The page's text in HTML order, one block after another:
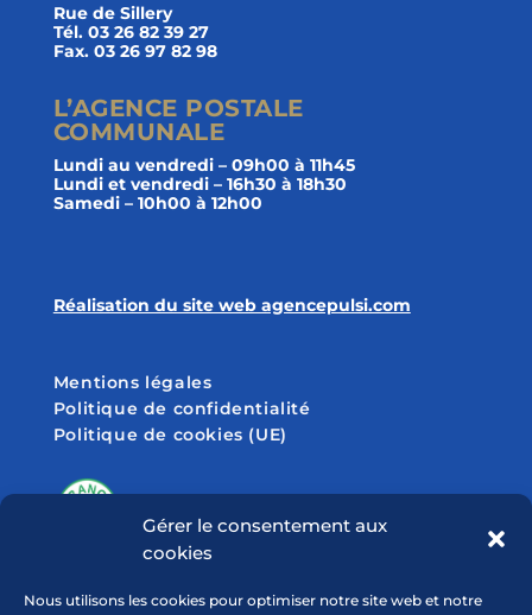
Gérer le consentement aux
cookies
Nous utilisons les cookies pour optimiser notre site web et notre
Rue de Sillery
Tél. 03 26 82 39 27
Fax. 03 26 97 82 98
L’AGENCE POSTALE
COMMUNALE
Lundi au vendredi – 09h00 à 11h45
Lundi et vendredi – 16h30 à 18h30
Samedi – 10h00 à 12h00
Réalisation du site web agencepulsi.com
Mentions légales
Politique de confidentialité
Politique de cookies (UE)
SUIVEZ-NOUS SUR